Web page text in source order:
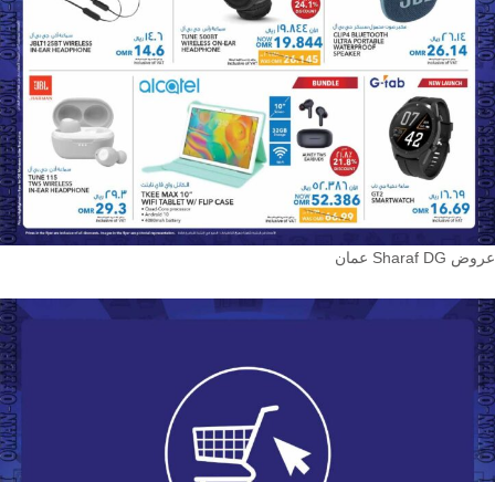
عروض Sharaf DG عمان